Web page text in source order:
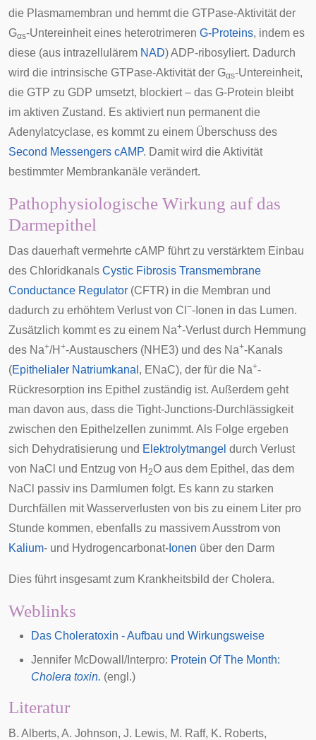
die Plasmamembran und hemmt die GTPase-Aktivität der
Gαs-Untereinheit eines heterotrimeren G-Proteins, indem es
diese (aus intrazellulärem NAD)ADP-ribosyliert. Dadurch
wird die intrinsische GTPase-Aktivität der Gαs-Untereinheit,
die GTP zu GDP umsetzt, blockiert – das G-Protein bleibt
im aktiven Zustand. Es aktiviert nun permanent die
Adenylatcyclase, es kommt zu einem Überschuss des
Second Messengers cAMP. Damit wird die Aktivität
bestimmter Membrankanäle verändert.
Pathophysiologische Wirkung auf das
Darmepithel
Das dauerhaft vermehrte cAMP führt zu verstärktem Einbau
des Chloridkanals Cystic Fibrosis Transmembrane
Conductance Regulator (CFTR) in die Membran und
dadurch zu erhöhtem Verlust von Cl −-Ionen in das Lumen.
Zusätzlich kommt es zu einem Na+-Verlust durch Hemmung
des Na+/H +-Austauschers (NHE3) und des Na+-Kanals
(Epithelialer Natriumkanal , ENaC), der für die Na+-
Rückresorption ins Epithel zuständig ist. Außerdem geht
man davon aus, dass die Tight-Junctions-Durchlässigkeit
zwischen den Epithelzellen zunimmt. Als Folge ergeben
sich Dehydratisierung und Elektrolytmangel durch Verlust
von NaCl und Entzug von H 2O aus dem Epithel, das dem
NaCl passiv ins Darmlumen folgt. Es kann zu starken
Durchfällen mit Wasserverlusten von bis zu einem Liter pro
Stunde kommen, ebenfalls zu massivem Ausstrom von
Kalium- und Hydrogencarbonat- Ionen über den Darm
Dies führt insgesamt zum Krankheitsbild der Cholera.
Weblinks
Das Choleratoxin - Aufbau und Wirkungsweise
Jennifer McDowall/Interpro: Protein Of The Month:
Cholera toxin. (engl.)
Literatur
B. Alberts, A. Johnson, J. Lewis, M. Raff, K. Roberts,